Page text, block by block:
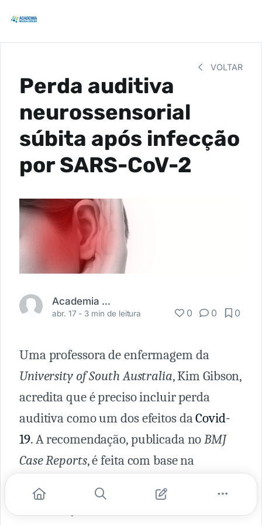
VOLTAR
Perda auditiva
neurossensorial
súbita após infecção
por SARS-CoV-2
Academia Médica
abr. 17 - 3 min de leitura 0 0 0
Uma professora de enfermagem da
University of South Australia, Kim Gibson,
acredita que é preciso incluir perda
auditiva como um dos efeitos daCovid-
19. A recomendação, publicada noBMJ
Case Reports, é feita com base na